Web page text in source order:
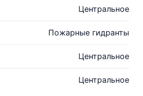
Центральное
Пожарные гидранты
Центральное
Центральное